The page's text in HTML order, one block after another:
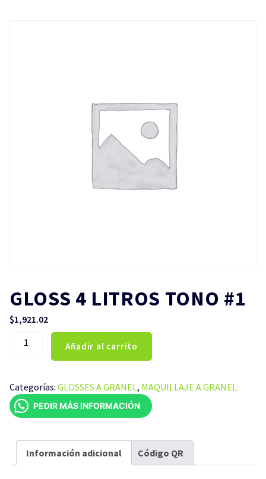
GLOSS 4 LITROS TONO #1
$1,921.02
GLOSS
TONO
#1
cantidad
Añadir al carrito
Categorías: GLOSSES A GRANEL, MAQUILLAJE A GRANEL
PEDIR MÁS INFORMACIÓN
Información adicional Código QR